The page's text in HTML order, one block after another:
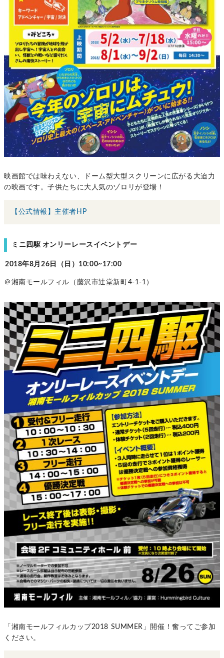
映画館では味わえない、ドーム型大型スクリーンに広がる大迫力
の映画です。子供たちに大人気のゾロリが登場！
【公式情報】主催者HP
ミニ四駆 オンリーレースイベントデー
2018年8月26日（日）10:00~17:00
＠湘南モールフィル（藤沢市辻堂新町4-1-1）
「湘南モールフィルカップ2018 SUMMER」開催！奮ってご参加
ください。